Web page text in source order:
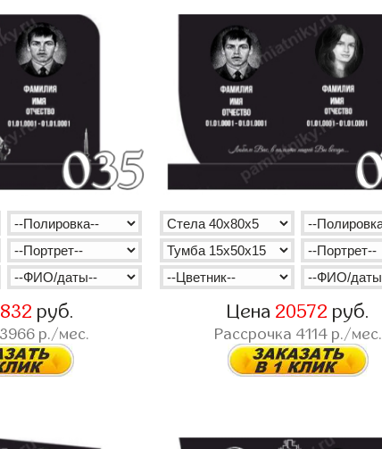
руб.
3966 р./мес.
Цена 20572 руб.
Рассрочка 4114р./мес.